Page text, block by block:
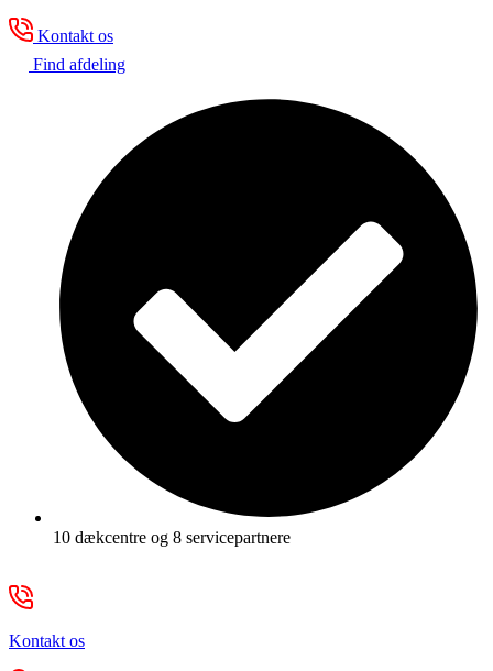
Kontakt os
Find afdeling
10 dækcentre og 8 servicepartnere
Kontakt os